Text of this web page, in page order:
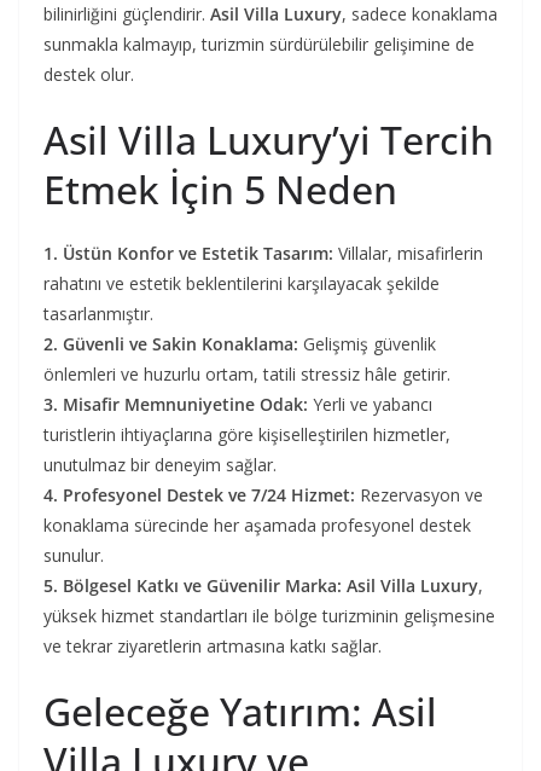
bilinirliğini güçlendirir. Asil Villa Luxury, sadece konaklama
sunmakla kalmayıp, turizmin sürdürülebilir gelişimine de
destek olur.
Asil Villa Luxury’yi Tercih
Etmek İçin 5 Neden
1. Üstün Konfor ve Estetik Tasarım: Villalar, misafirlerin
rahatını ve estetik beklentilerini karşılayacak şekilde
tasarlanmıştır.
2. Güvenli ve Sakin Konaklama: Gelişmiş güvenlik
önlemleri ve huzurlu ortam, tatili stressiz hâle getirir.
3. Misafir Memnuniyetine Odak: Yerli ve yabancı
turistlerin ihtiyaçlarına göre kişiselleştirilen hizmetler,
unutulmaz bir deneyim sağlar.
4. Profesyonel Destek ve 7/24 Hizmet: Rezervasyon ve
konaklama sürecinde her aşamada profesyonel destek
sunulur.
5. Bölgesel Katkı ve Güvenilir Marka: Asil Villa Luxury,
yüksek hizmet standartları ile bölge turizminin gelişmesine
ve tekrar ziyaretlerin artmasına katkı sağlar.
Geleceğe Yatırım: Asil
Villa Luxury ve